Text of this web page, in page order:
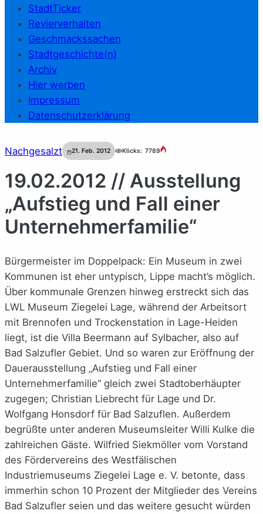
StadtTicker
Revierverhalten
Geschmackssachen
Stadtgeschichte(n)
Archiv
Hier werben
Impressum
Datenschutzerklärung
Nachgesalzt 21. Feb. 2012 Klicks: 7789
19.02.2012 // Ausstellung
„Aufstieg und Fall einer
Unternehmerfamilie“
Bürgermeister im Doppelpack: Ein Museum in zwei
Kommunen ist eher untypisch, Lippe macht’s möglich.
Über kommunale Grenzen hinweg erstreckt sich das
LWL Museum Ziegelei Lage, während der Arbeitsort
mit Brennofen und Trockenstation in Lage-Heiden
liegt, ist die Villa Beermann auf Sylbacher, also auf
Bad Salzufler Gebiet. Und so waren zur Eröffnung der
Dauerausstellung „Aufstieg und Fall einer
Unternehmerfamilie“ gleich zwei Stadtoberhäupter
zugegen; Christian Liebrecht für Lage und Dr.
Wolfgang Honsdorf für Bad Salzuflen. Außerdem
begrüßte unter anderen Museumsleiter Willi Kulke die
zahlreichen Gäste. Wilfried Siekmöller vom Vorstand
des Fördervereins des Westfälischen
Industriemuseums Ziegelei Lage e. V. betonte, dass
immerhin schon 10 Prozent der Mitglieder des Vereins
Bad Salzufler seien und das weitere gesucht würden